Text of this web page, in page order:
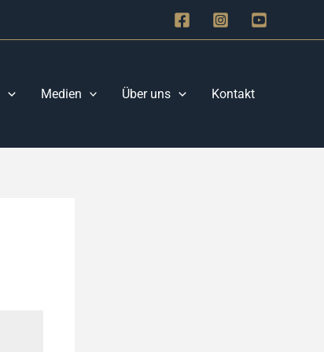
Medien Über uns Kontakt